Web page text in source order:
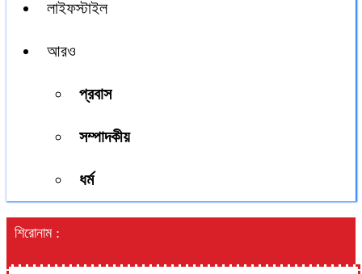
লাইফস্টাইল
আরও
প্রবাস
সম্পাদকীয়
ধর্ম
শিরোনাম :